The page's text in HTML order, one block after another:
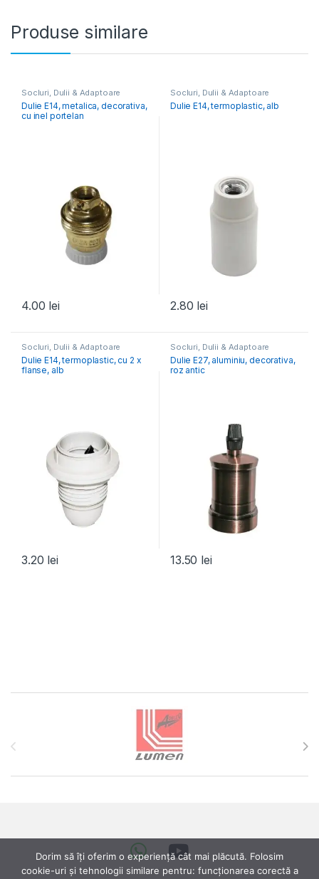
Produse similare
Socluri, Dulii & Adaptoare
Dulie E14, metalica, decorativa,
cu inel portelan
4.00 lei
Socluri, Dulii & Adaptoare
Dulie E14, termoplastic, alb
2.80 lei
Socluri, Dulii & Adaptoare
Dulie E14, termoplastic, cu 2 x
flanse, alb
3.20 lei
Socluri, Dulii & Adaptoare
Dulie E27, aluminiu, decorativa,
roz antic
13.50 lei
Dorim să îți oferim o experiență cât mai plăcută. Folosim
cookie-uri și tehnologii similare pentru: funcționarea corectă a